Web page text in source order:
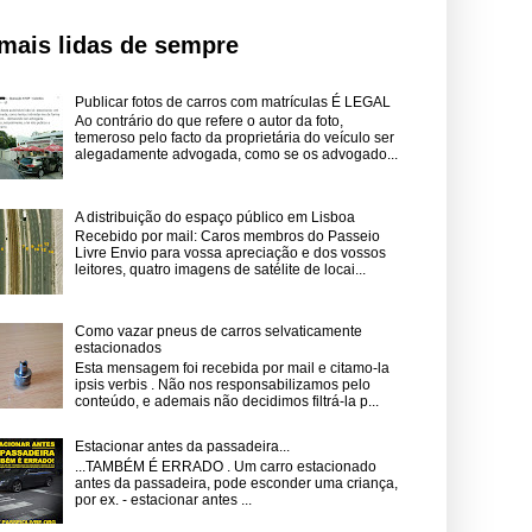
lidas de sempre
Publicar fotos de carros com matrículas É LEGAL
Ao contrário do que refere o autor da foto,
temeroso pelo facto da proprietária do veículo ser
alegadamente advogada, como se os advogado...
A distribuição do espaço público em Lisboa
Recebido por mail: Caros membros do Passeio
Livre Envio para vossa apreciação e dos vossos
leitores, quatro imagens de satélite de locai...
Como vazar pneus de carros selvaticamente
estacionados
Esta mensagem foi recebida por mail e citamo-la
ipsis verbis . Não nos responsabilizamos pelo
conteúdo, e ademais não decidimos filtrá-la p...
Estacionar antes da passadeira...
...TAMBÉM É ERRADO . Um carro estacionado
antes da passadeira, pode esconder uma criança,
por ex. - estacionar antes ...